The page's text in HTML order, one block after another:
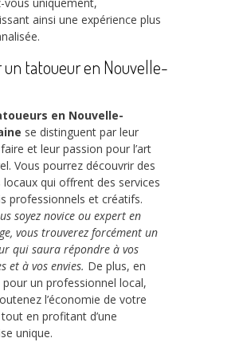
ainsi une expérience plus
un tatoueur en Nouvelle-
en Nouvelle-
se distinguent par leur
et leur passion pour l’art
Vous pourrez découvrir des
locaux qui offrent des services
professionnels et créatifs.
soyez novice ou expert en
vous trouverez forcément un
qui saura répondre à vos
et à vos envies. De plus, en
un professionnel local,
l’économie de votre
en profitant d’une
unique.